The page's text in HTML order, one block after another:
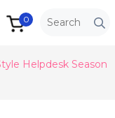
0
Helpdesk Season